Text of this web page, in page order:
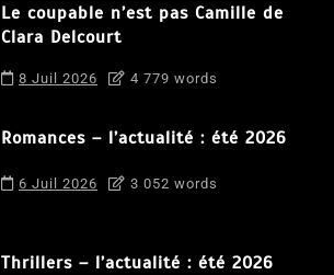
Le coupable n’est pas Camille de
Clara Delcourt
8 Juil 2026 4 779 words
Romances – l’actualité : été 2026
6 Juil 2026 3 052 words
Thrillers – l’actualité : été 2026